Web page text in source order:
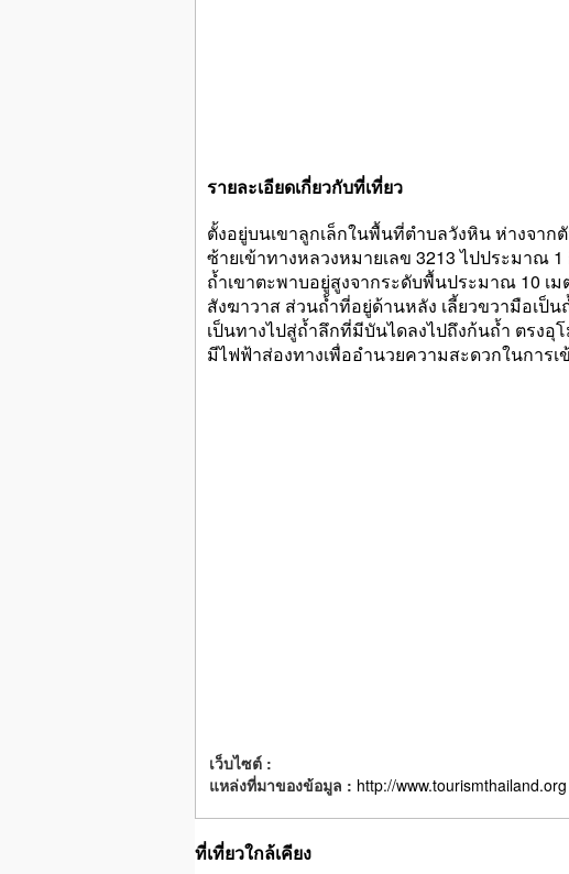
รายละเอียดเกี่ยวกับที่เที่ยว
ตั้งอยู่บนเขาลูกเล็กในพื้นที่ตำบลวังหิน ห่างจา
ซ้ายเข้าทางหลวงหมายเลข 3213 ไปประมาณ
ถ้ำเขาตะพาบอยู่สูงจากระดับพื้นประมาณ 10 เ
สังฆาวาส ส่วนถ้ำที่อยู่ด้านหลัง เลี้ยวขวามือเป็
เป็นทางไปสู่ถ้ำลึกที่มีบันไดลงไปถึงก้นถ้ำ ตรง
มีไฟฟ้าส่องทางเพื่ออำนวยความสะดวกในการ
เว็บไซต์ :
แหล่งที่มาของข้อมูล : http://www.tourismthailand.org
ที่เที่ยวใกล้เคียง